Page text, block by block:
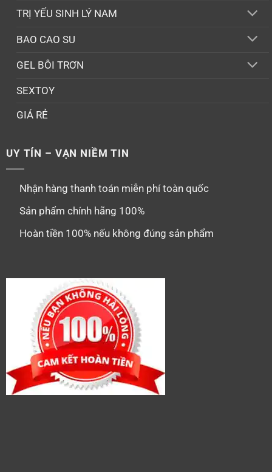
TRỊ YẾU SINH LÝ NAM
BAO CAO SU
GEL BÔI TRƠN
SEXTOY
GIÁ RẺ
UY TÍN – VẠN NIỀM TIN
Nhận hàng thanh toán miễn phí toàn quốc
Sản phẩm chính hãng 100%
Hoàn tiền 100% nếu không đúng sản phẩm